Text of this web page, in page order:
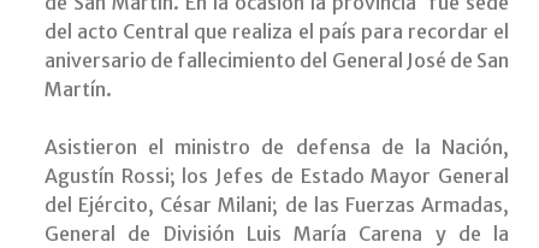
del acto Central que realiza el país para recordar el
aniversario de fallecimiento del General José de San
Martín.
Asistieron el ministro de defensa de la Nación,
Agustín Rossi; los Jefes de Estado Mayor General
del Ejército, César Milani; de las Fuerzas Armadas,
General de División Luis María Carena y de la